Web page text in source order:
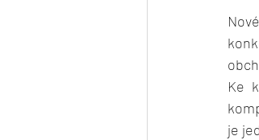
Ke
je